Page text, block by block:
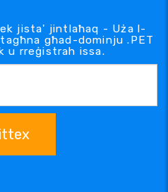
jista' jintlaħaq - Uża l-
għad-dominju .PET
u rreġistrah issa.